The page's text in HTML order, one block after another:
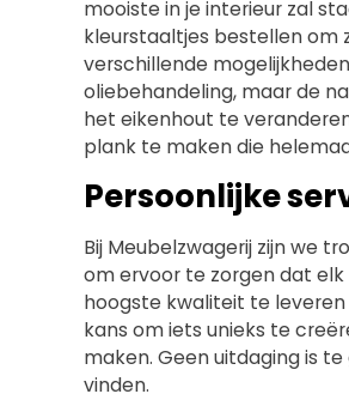
mooiste in je interieur zal
kleurstaaltjes bestellen om
verschillende
oliebehandeling, maar de
het eikenhout te
plank te maken die
Persoonlijke
Bij Meubelzwagerij zijn we
om ervoor te zorgen dat
hoogste kwaliteit te
kans om iets unieks te
maken. Geen uitdaging is
vinden.